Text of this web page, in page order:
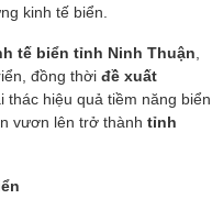
kinh tế biển.
tế biển tỉnh Ninh Thuận,
đồng thời đề xuất
thác hiệu quả tiềm năng biển
vươn lên trở thành tỉnh
xây